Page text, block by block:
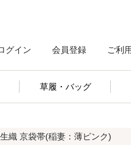
グイン 会員登録 ご利
草履・バッグ
織 京袋帯(稲妻：薄ピンク)